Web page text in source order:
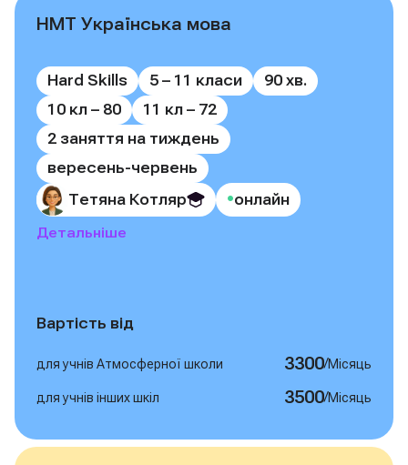
Записатись на курс
НМТ Українська мова
Hard Skills 5 – 11 класи
90 хв.
10 кл – 80
11 кл – 72
2 заняття на тиждень
вересень-червень
Тетяна Котляр
•онлайн
Детальніше
Вартість від
для учнів Атмосферної школи 3300/Місяць
для учнів інших шкіл 3500/Місяць